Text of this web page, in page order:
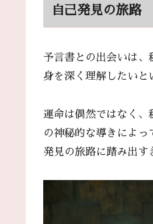
自己発見の旅路
予言書との出会いは、
身を深く理解したいと
運命は偶然ではなく、
の神秘的な導きによ
発見の旅路に踏み出す